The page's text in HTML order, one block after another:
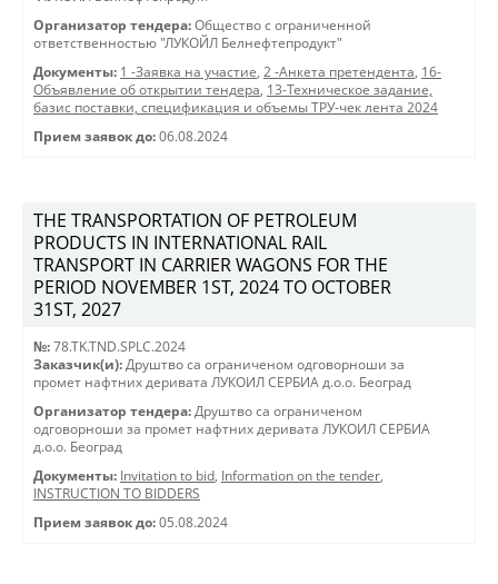
Организатор тендера: Общество с ограниченной
ответственностью "ЛУКОЙЛ Белнефтепродукт"
Документы: 1 -Заявка на участие, 2 -Анкета претендента, 16-
Объявление об открытии тендера, 13-Техническое задание,
базис поставки, спецификация и объемы ТРУ-чек лента 2024
Прием заявок до: 06.08.2024
THE TRANSPORTATION OF PETROLEUM
PRODUCTS IN INTERNATIONAL RAIL
TRANSPORT IN CARRIER WAGONS FOR THE
PERIOD NOVEMBER 1ST, 2024 TO OCTOBER
31ST, 2027
№: 78.TK.TND.SPLC.2024
Заказчик(и): Друштво са ограниченом одговорноши за
промет нафтних деривата ЛУКОИЛ СЕРБИА д.о.о. Београд
Организатор тендера: Друштво са ограниченом
одговорноши за промет нафтних деривата ЛУКОИЛ СЕРБИА
д.о.о. Београд
Документы: Invitation to bid, Information on the tender,
INSTRUCTION TO BIDDERS
Прием заявок до: 05.08.2024